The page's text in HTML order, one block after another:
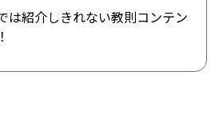
は紹介しきれない教則コンテン